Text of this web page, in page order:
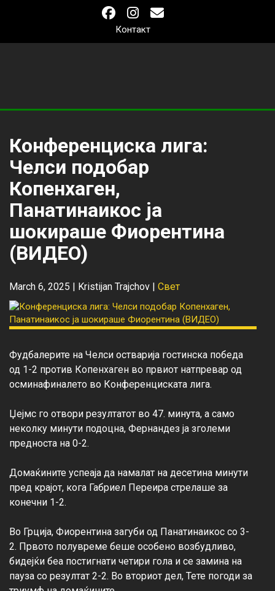
Контакт
Конференциска лига:
Челси подобар
Копенхаген,
Панатинаикос ја
шокираше Фиорентина
(ВИДЕО)
March 6, 2025 | Kristijan Trajchov | Свет
Фудбалерите на Челси остварија гостинска победа
од 1-2 против Копенхаген во првиот натпревар од
осминафиналето во Конференциската лига.
Џејмс го отвори резултатот во 47. минута, а само
неколку минути подоцна, Фернандез ја зголеми
предноста на 0-2.
Домаќините успеаја да намалат на десетина минути
пред крајот, кога Габриел Переира стрелаше за
конечни 1-2.
Во Грција, Фиорентина загуби од Панатинаикос со 3-
2. Првото полувреме беше особено возбудливо,
бидејќи беа постигнати четири гола и се замина на
пауза со резултат 2-2. Во вториот дел, Тете погоди за